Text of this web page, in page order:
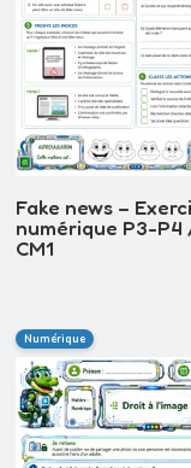
Fake news –
numérique P3-P4
CM1
Numérique